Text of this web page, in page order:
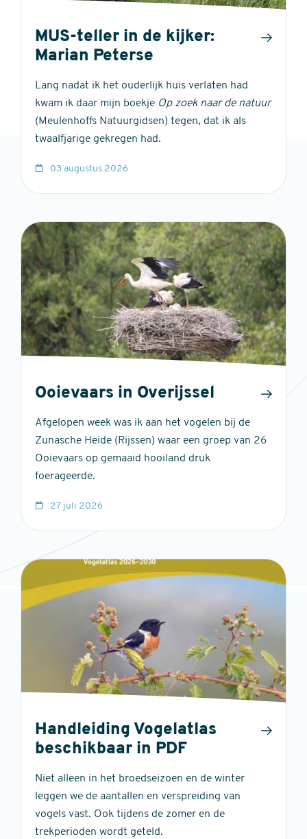
MUS-teller in de kijker:
Marian Peterse
Lang nadat ik het ouderlijk huis verlaten had
kwam ik daar mijn boekje Op zoek naar de natuur
(Meulenhoffs Natuurgidsen) tegen, dat ik als
twaalfjarige gekregen had.
03 augustus 2026
Ooievaars in Overijssel
Afgelopen week was ik aan het vogelen bij de
Zunasche Heide (Rijssen) waar een groep van 26
Ooievaars op gemaaid hooiland druk
foerageerde.
27 juli 2026
Handleiding Vogelatlas
beschikbaar in PDF
Niet alleen in het broedseizoen en de winter
leggen we de aantallen en verspreiding van
vogels vast. Ook tijdens de zomer en de
trekperioden wordt geteld.